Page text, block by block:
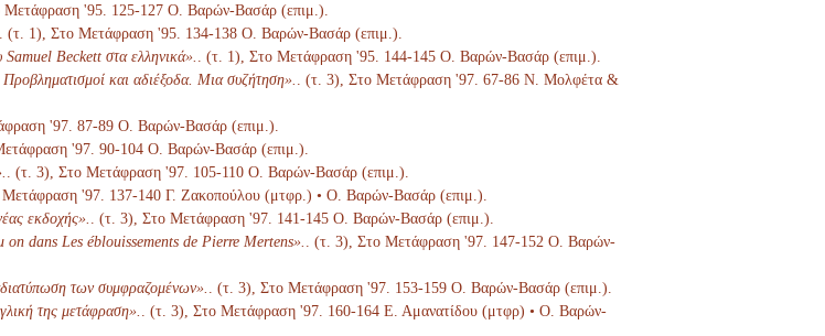
Μετάφραση '95. 125-127 Ο. Βαρών-Βασάρ (επιμ.).
. (τ. 1), Στο Μετάφραση '95. 134-138 Ο. Βαρών-Βασάρ (επιμ.).
Beckett στα ελληνικά».
. (τ. 1), Στο Μετάφραση '95. 144-145 Ο. Βαρών-Βασάρ (επιμ.).
και αδιέξοδα. Μια συζήτηση».
. (τ. 3), Στο Μετάφραση '97. 67-86 Ν. Μολφέτα &
'97. 87-89 Ο. Βαρών-Βασάρ (επιμ.).
'97. 90-104 Ο. Βαρών-Βασάρ (επιμ.).
. (τ. 3), Στο Μετάφραση '97. 105-110 Ο. Βαρών-Βασάρ (επιμ.).
Μετάφραση '97. 137-140 Γ. Ζακοπούλου (μτφρ.) • Ο. Βαρών-Βασάρ (επιμ.).
εκδοχής».
. (τ. 3), Στο Μετάφραση '97. 141-145 Ο. Βαρών-Βασάρ (επιμ.).
dans Les éblouissements de Pierre Mertens».
. (τ. 3), Στο Μετάφραση '97. 147-152 Ο. Βαρών-
των συμφραζομένων».
. (τ. 3), Στο Μετάφραση '97. 153-159 Ο. Βαρών-Βασάρ (επιμ.).
της μετάφραση».
. (τ. 3), Στο Μετάφραση '97. 160-164 Ε. Αμανατίδου (μτφρ) • Ο. Βαρών-